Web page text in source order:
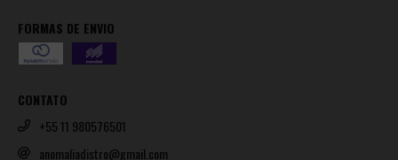
FORMAS DE ENVIO
CONTATO
+55 11 980576501
anomaliadistro@gmail.com